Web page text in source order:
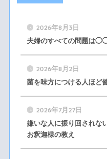
2026年8月3日
夫婦のすべての問題は
2026年8月2日
菌を味方につける人ほど
2026年7月27日
嫌いな人に振り回されな
お釈迦様の教え